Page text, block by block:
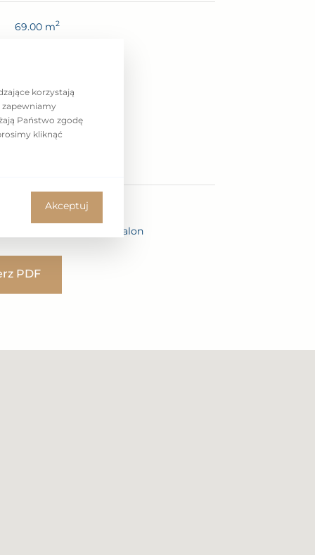
69.00 m2
1
1
Tak
Z oknem otwarta na salon
PDF
korzystają
zapewniamy
Państwo zgodę
kliknąć
Akceptuj